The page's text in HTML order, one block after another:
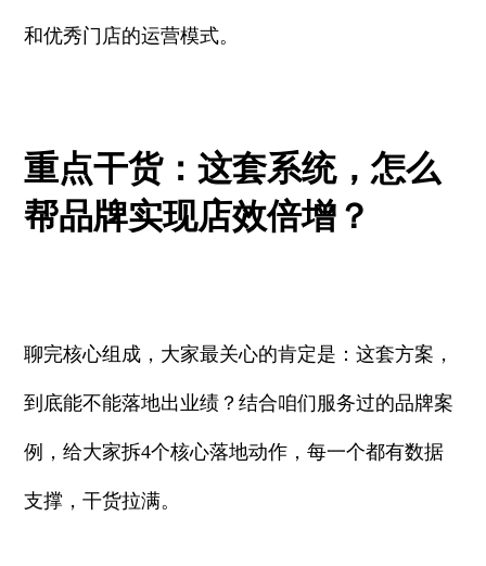
和优秀门店的运营模式。
重点干货：这套系统，怎么
帮品牌实现店效倍增？
聊完核心组成，大家最关心的肯定是：这套方案，
到底能不能落地出业绩？结合咱们服务过的品牌案
例，给大家拆4个核心落地动作，每一个都有数据
支撑，干货拉满。